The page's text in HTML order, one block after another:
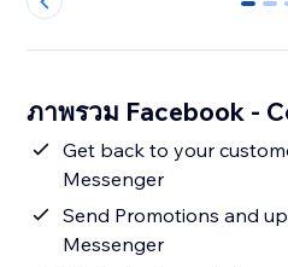
0 1
ภาพรวม Facebook -
Get back to your
Messenger
Send Promotions and
Messenger